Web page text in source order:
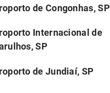
de Congonhas, SP
Internacional de
SP
de Jundiaí, SP